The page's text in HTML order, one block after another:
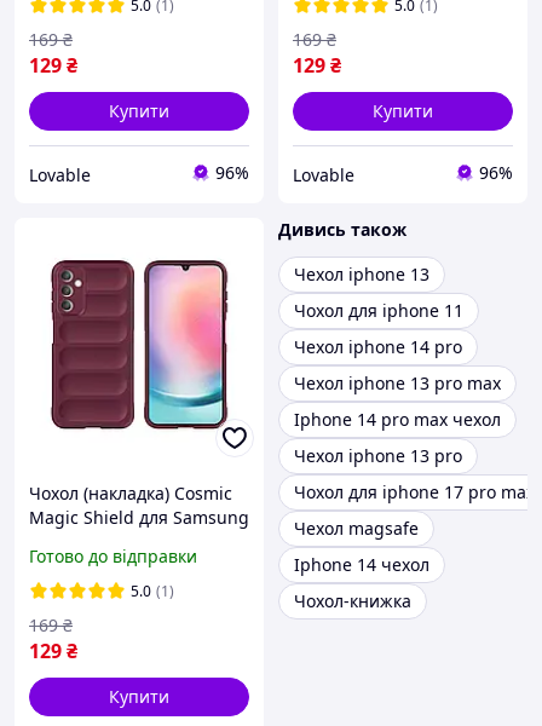
5.0 (1)
129₴
169 ₴
Купити
Lovable 96%
Самсунг А26
5.0 (1)
129₴
169 ₴
Купити
Lovable 96%
Чохол (накладка) Cosmic
Magic Shield для Samsung
протиударний бампер із
захистом камери
Готово до відправки
5.0 (1)
129₴
169 ₴
Купити
Дивись також
Чехол iphone 13
Чохол для iphone 11
Чехол iphone 14 pro
Чехол iphone 13 pro max
Iphone 14 pro max чехол
Чехол iphone 13 pro
Чохол для iphone 17 pro max
Чехол magsafe
Iphone 14 чехол
Чохол-книжка